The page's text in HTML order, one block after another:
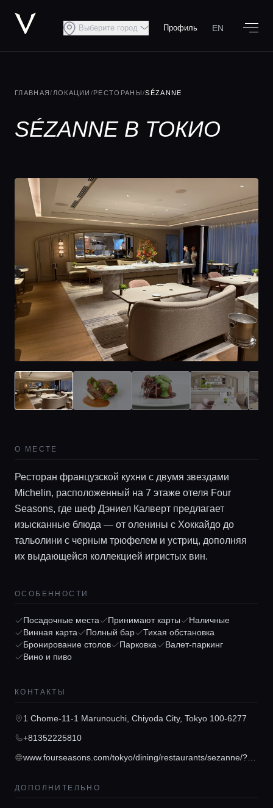
Главная
Локации
Гиды
Консьерж сервис
Lifestyle журнал
Выберите город Профиль EN
ГЛАВНАЯ/ ЛОКАЦИИ /РЕСТОРАНЫ/SÉZANNE
SÉZANNE В ТОКИО
О МЕСТЕ
Ресторан французской кухни с двумя звездами
Michelin, расположенный на 7 этаже отеля Four
Seasons, где шеф Дэниел Калверт предлагает
изысканные блюда — от оленины с Хоккайдо до
тальолини с черным трюфелем и устриц, дополняя
их выдающейся коллекцией игристых вин.
ОСОБЕННОСТИ
Посадочные места Принимают карты
Наличные
Винная карта
Полный бар
Тихая обстановка
Бронирование столов
Парковка
Валет-паркинг
Вино и пиво
КОНТАКТЫ
1 Chome-11-1 Marunouchi, Chiyoda City, Tokyo 100-6277
+81352225810
ДОПОЛНИТЕЛЬНО